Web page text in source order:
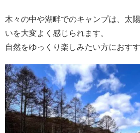
木々の中や湖畔でのキャンプは、太
いを大変よく感じられます。
自然をゆっくり楽しみたい方におすす